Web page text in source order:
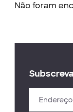
Não foram